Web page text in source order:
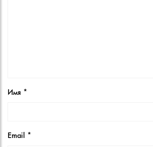
Имя *
Email *